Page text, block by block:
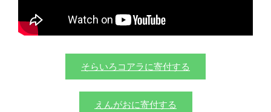
そらいろコアラに寄付する
えんがおに寄付する